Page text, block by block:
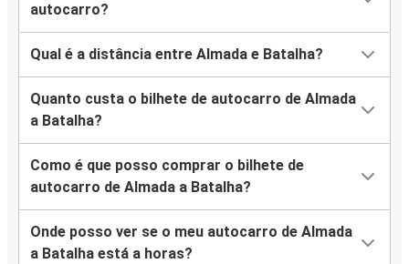
autocarro?
Qual é a distância entre Almada e Batalha?
Quanto custa o bilhete de autocarro de Almada
a Batalha?
Como é que posso comprar o bilhete de
autocarro de Almada a Batalha?
Onde posso ver se o meu autocarro de Almada
a Batalha está a horas?